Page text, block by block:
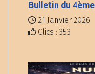
Bulletin du
21 Janvier 2026
Clics : 353